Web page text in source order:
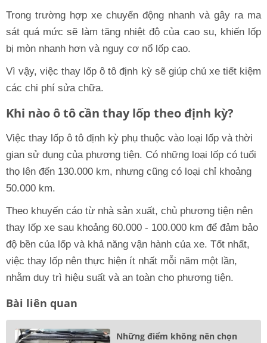
Trong trường hợp xe chuyển động nhanh và gây ra ma
sát quá mức sẽ làm tăng nhiệt độ của cao su, khiến lốp
bị mòn nhanh hơn và nguy cơ nổ lốp cao.
Vì vậy, việc thay lốp ô tô định kỳ sẽ giúp chủ xe tiết kiệm
các chi phí sửa chữa.
Khi nào ô tô cần thay lốp theo định kỳ?
Việc thay lốp ô tô định kỳ phụ thuộc vào loại lốp và thời
gian sử dụng của phương tiện. Có những loại lốp có tuổi
thọ lên đến 130.000 km, nhưng cũng có loại chỉ khoảng
50.000 km.
Theo khuyến cáo từ nhà sản xuất, chủ phương tiện nên
thay lốp xe sau khoảng 60.000 - 100.000 km để đảm bảo
độ bền của lốp và khả năng vận hành của xe. Tốt nhất,
việc thay lốp nên thực hiện ít nhất mỗi năm một lần,
nhằm duy trì hiệu suất và an toàn cho phương tiện.
Bài liên quan
Những điểm không nên chọn